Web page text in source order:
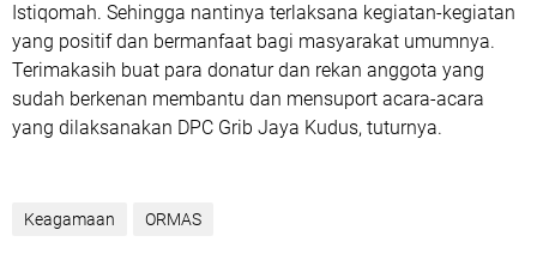
Istiqomah. Sehingga nantinya terlaksana kegiatan-kegiatan
yang positif dan bermanfaat bagi masyarakat umumnya.
Terimakasih buat para donatur dan rekan anggota yang
sudah berkenan membantu dan mensuport acara-acara
yang dilaksanakan DPC Grib Jaya Kudus, tuturnya.
Keagamaan ORMAS